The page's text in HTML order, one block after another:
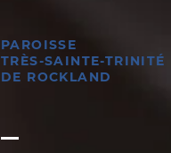
PAROISSE
TRÈS-SAINTE-TRINITÉ
DE ROCKLAND